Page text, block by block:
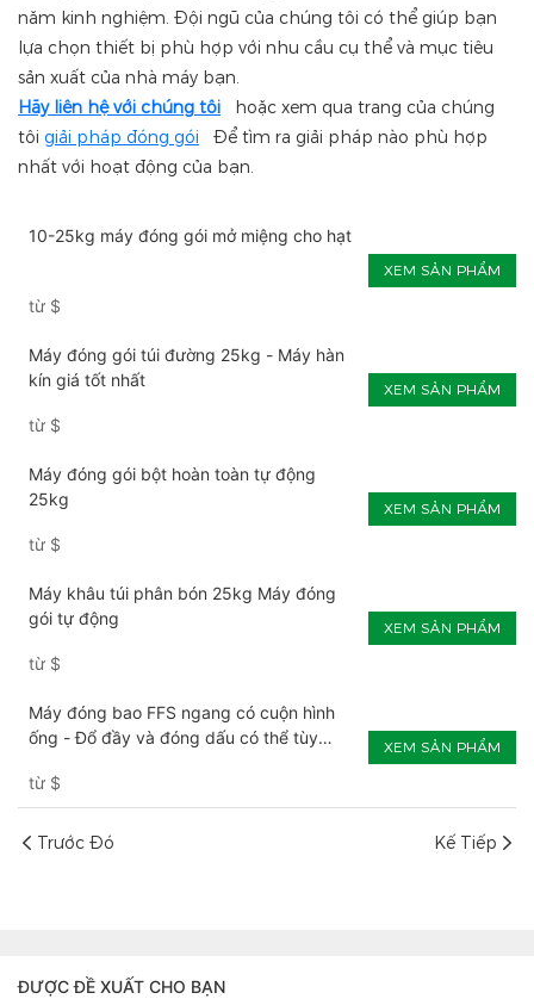
năm kinh nghiệm. Đội ngũ của chúng tôi có thể giúp bạn
lựa chọn thiết bị phù hợp với nhu cầu cụ thể và mục tiêu
sản xuất của nhà máy bạn.
Hãy liên hệ với chúng tôi
hoặc xem qua trang của chúng
tôi giải pháp đóng gói
Để tìm ra giải pháp nào phù hợp
nhất với hoạt động của bạn.
10-25kg máy đóng gói mở miệng cho hạt
từ $
XEM SẢN PHẨM
Máy đóng gói túi đường 25kg - Máy hàn
kín giá tốt nhất
từ $
XEM SẢN PHẨM
Máy đóng gói bột hoàn toàn tự động
25kg
từ $
XEM SẢN PHẨM
Máy khâu túi phân bón 25kg Máy đóng
gói tự động
từ $
XEM SẢN PHẨM
Máy đóng bao FFS ngang có cuộn hình
ống - Đổ đầy và đóng dấu có thể tùy
từ $
XEM SẢN PHẨM
Trước Đó Kế Tiếp
ĐƯỢC ĐỀ XUẤT CHO BẠN